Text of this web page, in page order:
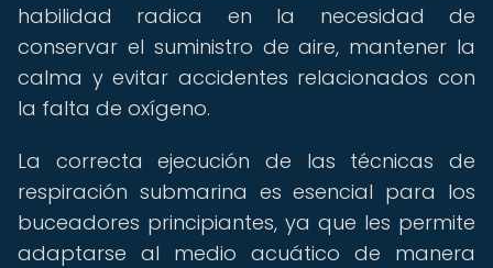
habilidad radica en la necesidad de
conservar el suministro de aire, mantener la
calma y evitar accidentes relacionados con
la falta de oxígeno.
La correcta ejecución de las técnicas de
respiración submarina es esencial para los
buceadores principiantes, ya que les permite
adaptarse al medio acuático de manera